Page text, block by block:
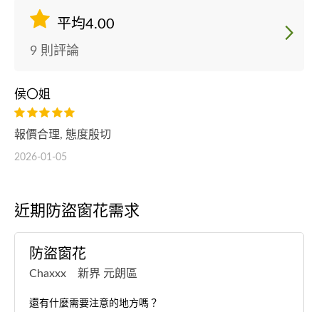
平均4.00
9 則評論
侯〇姐
報價合理, 態度殷切
2026-01-05
近期防盜窗花需求
防盜窗花
Chaxxx 新界 元朗區
還有什麼需要注意的地方嗎？